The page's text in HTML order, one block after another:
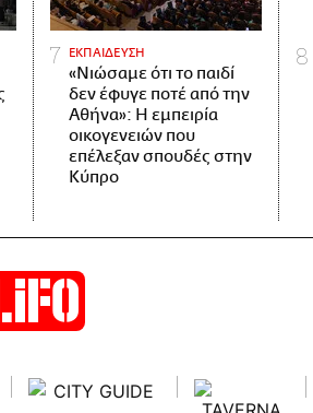
ΕΚΠΑΙΔΕΥΣΗ
«Νιώσαμε ότι το παιδί
δεν έφυγε ποτέ από την
Αθήνα»: Η εμπειρία
οικογενειών που
επέλεξαν σπουδές στην
Κύπρο